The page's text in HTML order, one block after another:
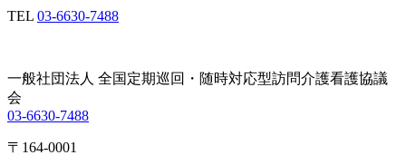
TEL 03-6630-7488
一般社団法人 全国定期巡回・随時対応型訪問介護看護協議
会
03-6630-7488
〒164-0001